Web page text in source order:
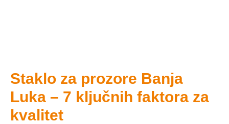
Staklo za prozore Banja
Luka – 7 ključnih faktora za
kvalitet